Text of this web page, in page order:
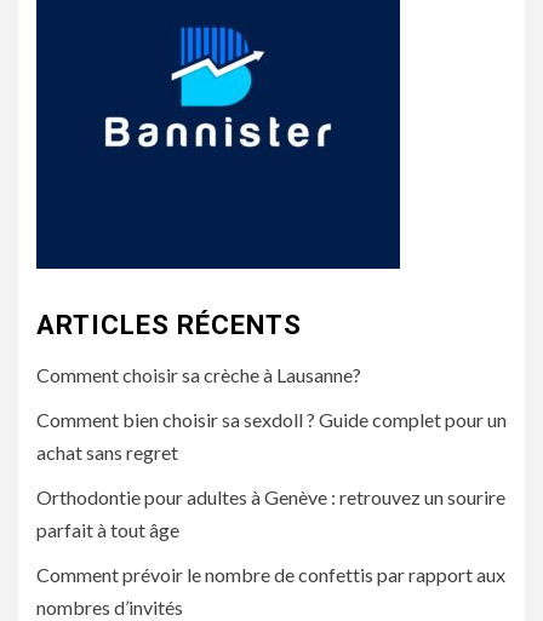
ARTICLES RÉCENTS
Comment choisir sa crèche à Lausanne?
Comment bien choisir sa sexdoll ? Guide complet pour un
achat sans regret
Orthodontie pour adultes à Genève : retrouvez un sourire
parfait à tout âge
Comment prévoir le nombre de confettis par rapport aux
nombres d’invités